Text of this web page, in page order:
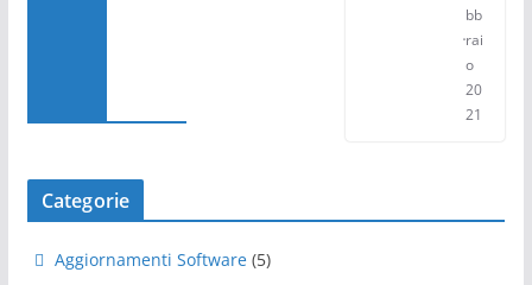
bb
rai
o
20
21
Categorie
Aggiornamenti Software (5)